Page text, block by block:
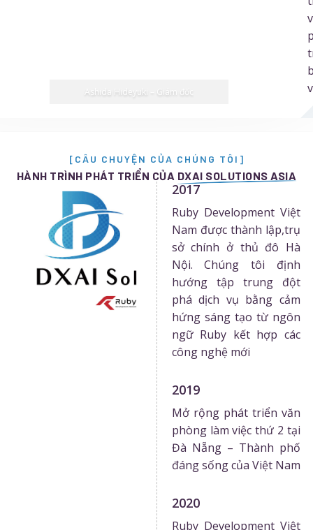
Ashida Hideyuki – Giám đốc
[CÂU CHUYỆN CỦA CHÚNG TÔI]
HÀNH TRÌNH PHÁT TRIỂN CỦA DXAI SOLUTIONS ASIA
2017
Ruby Development Việt
Nam được thành lập,trụ
sở chính ở thủ đô Hà
Nội. Chúng tôi định
hướng tập trung đột
phá dịch vụ bằng cảm
hứng sáng tạo từ ngôn
ngữ Ruby kết hợp các
công nghệ mới
2019
Mở rộng phát triển văn
phòng làm việc thứ 2 tại
Đà Nẵng – Thành phố
đáng sống của Việt Nam
2020
Ruby Development Việt